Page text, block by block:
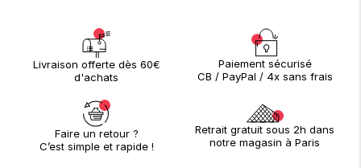
Livraison offerte dès 60€
d'achats
Paiement sécurisé
CB / PayPal / 4x sans frais
Faire un retour ?
C’est simple et rapide !
Retrait gratuit sous 2h dans
notre magasin à Paris